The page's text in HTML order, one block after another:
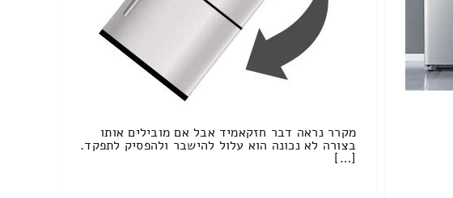
מקרר נראה דבר חזקאמיד אבל אם מובילים אותו
בצורה לא נכונה הוא עלול להישבר ולהפסיק לתפקד.
[…]